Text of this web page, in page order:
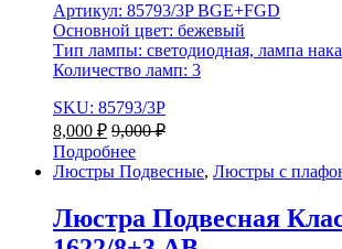
Артикул: 85793/3P BGE+FGD
Основной цвет: бежевый
Тип лампы: светодиодная, лампа
Количество ламп: 3
SKU: 85793/3P
8,000 ₽ 9,000₽
Подробнее
Люстры Подвесные, Люстры с
Люстра Подвесная